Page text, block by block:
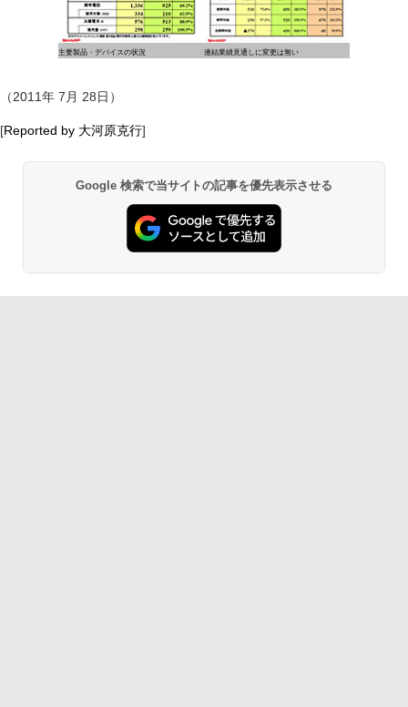
主要製品・デバイスの状況 連結業績見通しに変更は無い
（2011年 7月 28日）
[Reported by 大河原克行]
Google 検索で当サイトの記事を優先表示させる